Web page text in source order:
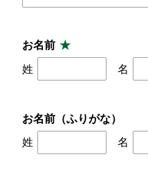
お名前
姓 名
お名前（ふりがな）
姓 名